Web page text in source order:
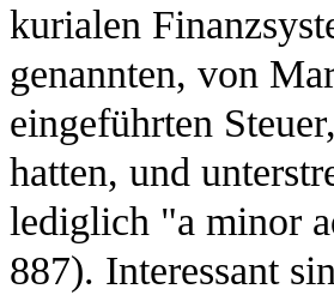
kurialen
genannten, von
eingeführten
hatten, und
lediglich "a minor
887). Interessant